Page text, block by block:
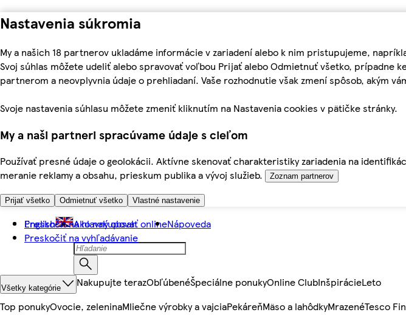
Nastavenia súkromia
My a našich 18 partnerov ukladáme informácie v zariadení alebo k nim pristupujeme,
Svoj súhlas môžete udeliť alebo spravovať voľbou Prijať alebo Odmietnuť všetko, prípadne
partnerom a neovplyvnia údaje o prehliadaní. Vaše rozhodnutie však zmení spôsob, akým
Svoje nastavenia súhlasu môžete zmeniť kliknutím na Nastavenia cookies v pätičke stránky.
My a naši partneri spracúvame údaje s cieľom
Používať presné údaje o geolokácii. Aktívne skenovať charakteristiky zariadenia na
meranie reklamy a obsahu, prieskum publika a vývoj služieb.
Zoznam partnerov
Prijať všetko Odmietnuť všetko Vlastné nastavenie
Preskočiť na hlavný obsah
Preskočiť na vyhľadávanie
English Ako nakupovať onlineNápoveda
Všetky kategórie Nakupujte terazObľúbenéŠpeciálne ponukyOnline ClubInšpirácieLeto
Top ponukyOvocie, zeleninaMliečne výrobky a vajciaPekáreňMäso a lahôdkyMrazenéTesco